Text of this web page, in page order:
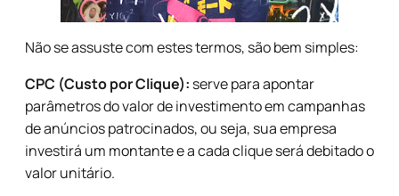
Não se assuste com estes termos, são bem simples:
CPC (Custo por Clique): serve para apontar
parâmetros do valor de investimento em campanhas
de anúncios patrocinados, ou seja, sua empresa
investirá um montante e a cada clique será debitado o
valor unitário.